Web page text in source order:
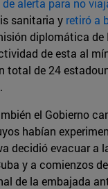
alerta para no
sanitaria y retiró a
diplomática de
de esta al
total de 24
el Gobierno
habían
decidió evacuar a
y a comienzos
de la embajada